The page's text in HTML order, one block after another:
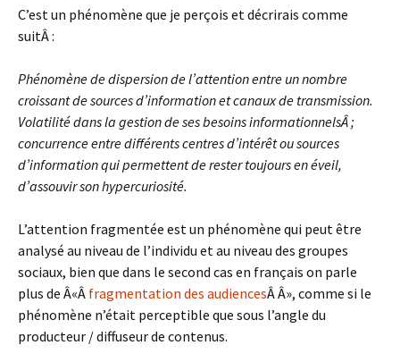
C’est un phénomène que je perçois et décrirais comme
suitÂ :
Phénomène de dispersion de l’attention entre un nombre
croissant de sources d’information et canaux de transmission.
Volatilité dans la gestion de ses besoins informationnelsÂ ;
concurrence entre différents centres d’intérêt ou sources
d’information qui permettent de rester toujours en éveil,
d’assouvir son hypercuriosité.
L’attention fragmentée est un phénomène qui peut être
analysé au niveau de l’individu et au niveau des groupes
sociaux, bien que dans le second cas en français on parle
plus de Â«Â fragmentation des audiencesÂ Â», comme si le
phénomène n’était perceptible que sous l’angle du
producteur / diffuseur de contenus.